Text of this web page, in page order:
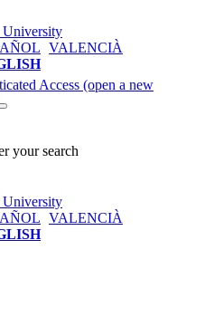
VALENCIÀ
Access (open a new
your search
VALENCIÀ